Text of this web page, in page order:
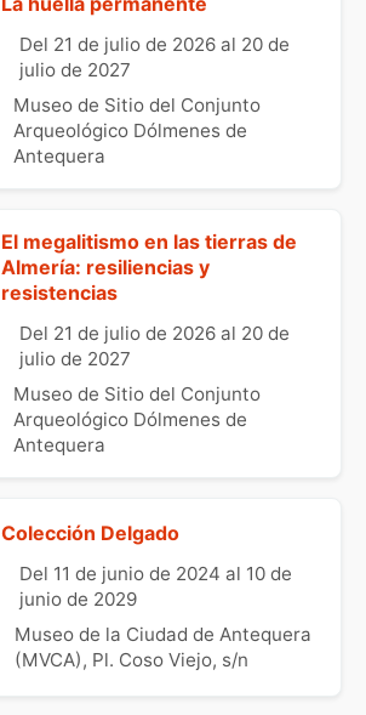
Del 21 de julio de 2026 al 20 de
julio de 2027
Museo de Sitio del Conjunto
Arqueológico Dólmenes de
Antequera
El megalitismo en las tierras de
Almería: resiliencias y
resistencias
Del 21 de julio de 2026 al 20 de
julio de 2027
Museo de Sitio del Conjunto
Arqueológico Dólmenes de
Antequera
Colección Delgado
Del 11 de junio de 2024 al 10 de
junio de 2029
Museo de la Ciudad de Antequera
(MVCA), Pl. Coso Viejo, s/n